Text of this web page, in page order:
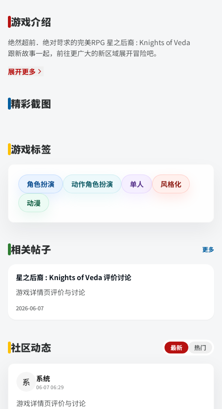
游戏介绍
绝然超前．绝对苛求的完美RPG 星之后裔 : Knights of Veda
跟新故事一起，前往更广大的新区域展开冒险吧。
展开更多
精彩截图
游戏标签
角色扮演 动作角色扮演 单人
风格化
动漫
相关帖子 更多
星之后裔 : Knights of Veda 评价讨论
游戏详情页评价与讨论
2026-06-07
社区动态 最新 热门
系 系统
06-07 06:29
游戏详情页评价与讨论